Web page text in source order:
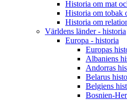
Historia om mat
Historia om tobak
Historia om
Världens länder - historia
Europa - historia
Europas
Albaniens
Andorras
Belarus
Belgiens
Bosnien-